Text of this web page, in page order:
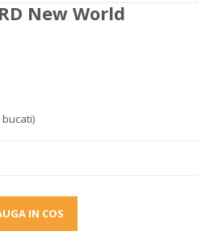
New World
bucati)